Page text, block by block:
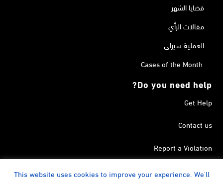
قضايا الشهر
مقالات الرأي
العملية سيرلي
Cases of the Month
Do you need help?
Get Help
Contact us
Report a Violation
Search in the Terrorism List
This website uses cookies to improve your experience. We'll